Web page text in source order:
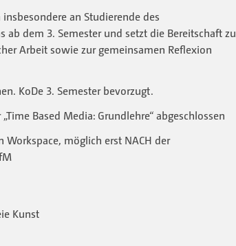
an Studierende des
ab dem 3. Semester und setzt die Bereitschaft zu
Arbeit sowie zur gemeinsamen Reflexion
KoDe 3. Semester bevorzugt.
Based Media: Grundlehre“ abgeschlossen
Workspace, möglich erst NACH der
Kunst